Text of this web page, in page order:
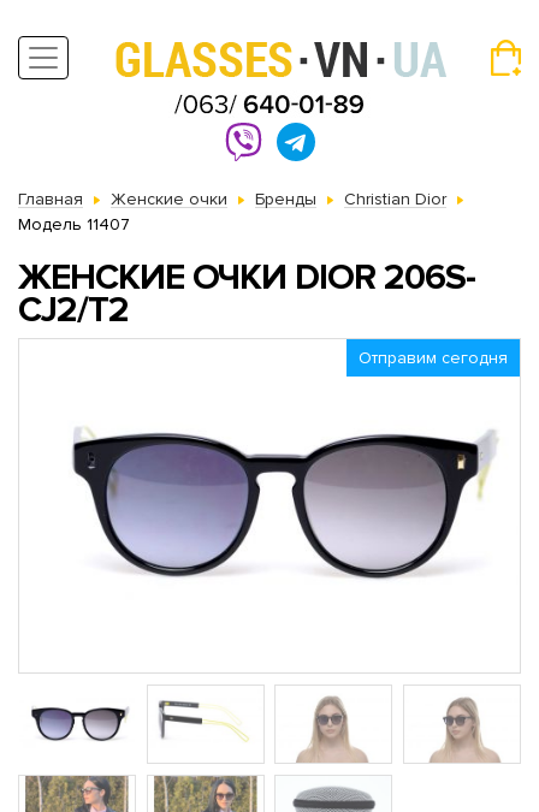
Главная Женские очки Бренды
Christian Dior
Модель 11407
ЖЕНСКИЕ ОЧКИ DIOR 206S-
CJ2/T2
Отправим сегодня